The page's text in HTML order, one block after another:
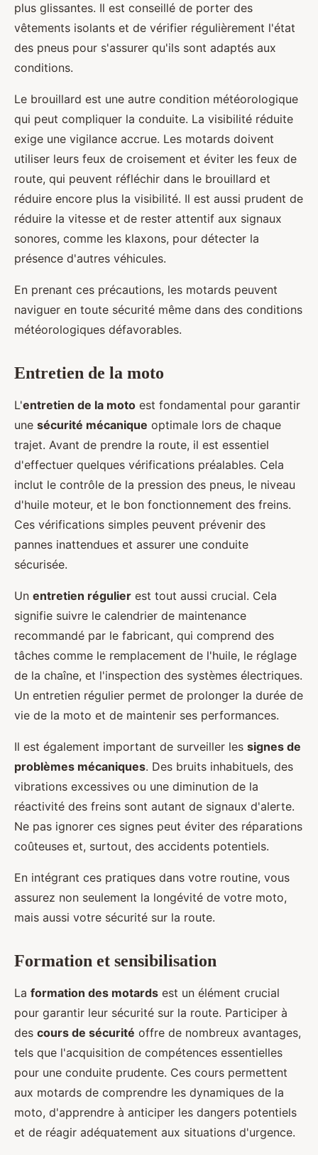
plus glissantes. Il est conseillé de porter des
vêtements isolants et de vérifier régulièrement l'état
des pneus pour s'assurer qu'ils sont adaptés aux
conditions.
Le brouillard est une autre condition météorologique
qui peut compliquer la conduite. La visibilité réduite
exige une vigilance accrue. Les motards doivent
utiliser leurs feux de croisement et éviter les feux de
route, qui peuvent réfléchir dans le brouillard et
réduire encore plus la visibilité. Il est aussi prudent de
réduire la vitesse et de rester attentif aux signaux
sonores, comme les klaxons, pour détecter la
présence d'autres véhicules.
En prenant ces précautions, les motards peuvent
naviguer en toute sécurité même dans des conditions
météorologiques défavorables.
Entretien de la moto
L'entretien de la moto est fondamental pour garantir
une sécurité mécanique optimale lors de chaque
trajet. Avant de prendre la route, il est essentiel
d'effectuer quelques vérifications préalables. Cela
inclut le contrôle de la pression des pneus, le niveau
d'huile moteur, et le bon fonctionnement des freins.
Ces vérifications simples peuvent prévenir des
pannes inattendues et assurer une conduite
sécurisée.
Un entretien régulier est tout aussi crucial. Cela
signifie suivre le calendrier de maintenance
recommandé par le fabricant, qui comprend des
tâches comme le remplacement de l'huile, le réglage
de la chaîne, et l'inspection des systèmes électriques.
Un entretien régulier permet de prolonger la durée de
vie de la moto et de maintenir ses performances.
Il est également important de surveiller les signes de
problèmes mécaniques. Des bruits inhabituels, des
vibrations excessives ou une diminution de la
réactivité des freins sont autant de signaux d'alerte.
Ne pas ignorer ces signes peut éviter des réparations
coûteuses et, surtout, des accidents potentiels.
En intégrant ces pratiques dans votre routine, vous
assurez non seulement la longévité de votre moto,
mais aussi votre sécurité sur la route.
Formation et sensibilisation
La formation des motards est un élément crucial
pour garantir leur sécurité sur la route. Participer à
des cours de sécurité offre de nombreux avantages,
tels que l'acquisition de compétences essentielles
pour une conduite prudente. Ces cours permettent
aux motards de comprendre les dynamiques de la
moto, d'apprendre à anticiper les dangers potentiels
et de réagir adéquatement aux situations d'urgence.